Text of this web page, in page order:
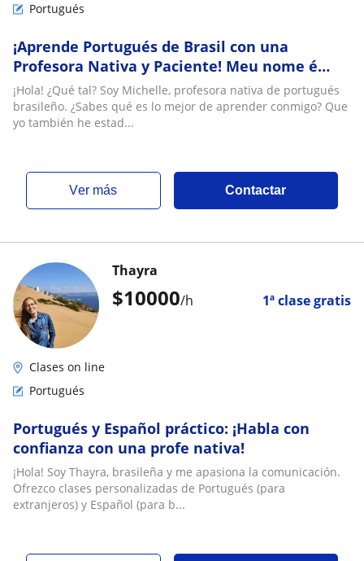
Portugués
¡Aprende Portugués de Brasil con una
Profesora Nativa y Paciente! Meu nome é
Michelle y estoy aquí para guiarte en cada
paso!
¡Hola! ¿Qué tal? Soy Michelle, profesora nativa de portugués
brasileño. ¿Sabes qué es lo mejor de aprender conmigo? Que
yo también he estad...
ver más Contactar
$10000/h 1ª clase gratis
Thayra
Clases on line
Portugués
Portugués y Español práctico: ¡Habla con
confianza con una profe nativa!
¡Hola! Soy Thayra, brasileña y me apasiona la comunicación.
Ofrezco clases personalizadas de Portugués (para
extranjeros) y Español (para b...